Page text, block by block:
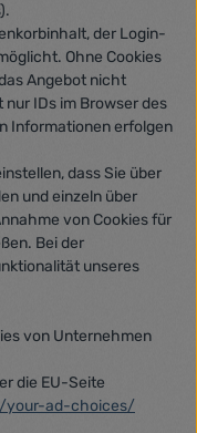
der Login-
Ohne Cookies
Angebot nicht
IDs im Browser des
Informationen erfolgen
dass Sie über
und einzeln über
von Cookies für
Bei der
unseres
von Unternehmen
die EU-Seite
your-ad-choices/